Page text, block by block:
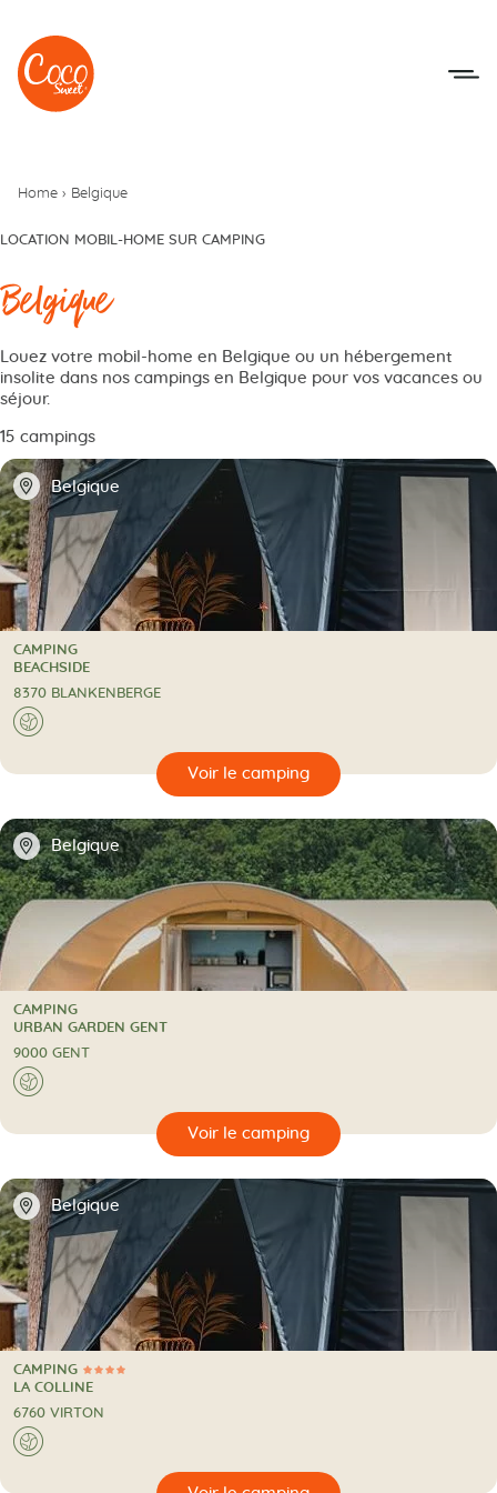
Aller au menu
Aller au contenu
Home › Belgique
LOCATION MOBIL-HOME SUR CAMPING
Belgique
Louez votre mobil-home en Belgique ou un hébergement
insolite dans nos campings en Belgique pour vos vacances ou
séjour.
15 campings
📍 Belgique
CAMPING
CAMPING
BEACHSIDE
8370 BLANKENBERGE
A l'étranger
🌍
🔍
📍 Belgique
CAMPING
CAMPING
URBAN GARDEN GENT
9000 GENT
A l'étranger
🌍
🔍
📍 Belgique
4 Étoiles
CAMPING
CAMPING
LA COLLINE
6760 VIRTON
A l'étranger
🌍